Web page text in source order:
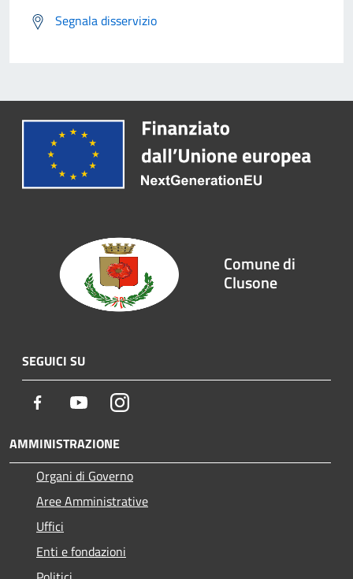
Segnala disservizio
Comune di
Clusone
SEGUICI SU
Facebook YoutubeInstagram
AMMINISTRAZIONE
Organi di Governo
Aree Amministrative
Uffici
Enti e fondazioni